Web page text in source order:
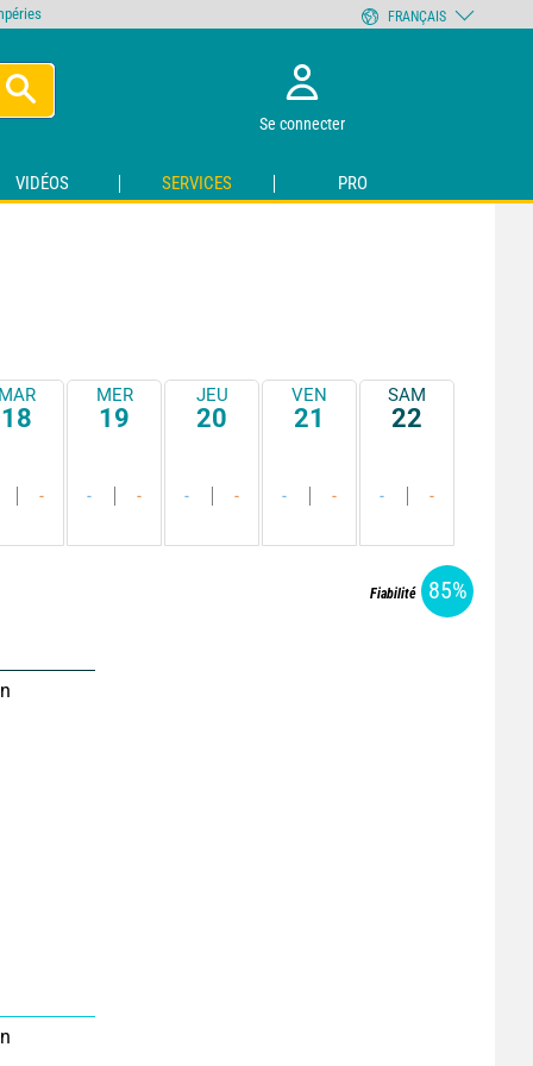
Se connecter
VIDÉOS SERVICES PRO
18
-
MER
19
- -
JEU
20
- -
VEN
21
- -
SAM
22
- -
Fiabilité 85%
FRANÇAIS